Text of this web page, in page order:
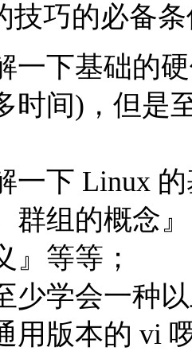
技巧的必备
一下基础的
时间)，但是
一下 Linux
群组的概念
』等等；
少学会一种
用版本的 vi